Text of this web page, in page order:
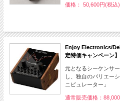
価格： 50,600円(税込)
Enjoy Electronics/
定特価キャンペーン】
元となるシーケンサ
し、独自のバリエー
ニピュレーター」
通常販売価格：